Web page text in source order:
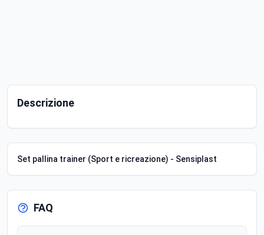
Descrizione
Set pallina trainer (Sport e ricreazione) - Sensiplast
FAQ